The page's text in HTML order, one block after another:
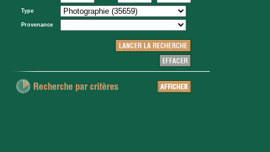
Type
Provenance